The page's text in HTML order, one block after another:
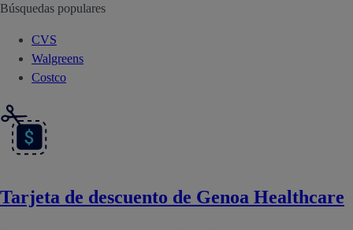
Búsquedas populares
CVS
Walgreens
Costco
Tarjeta de descuento de Genoa Healthcare